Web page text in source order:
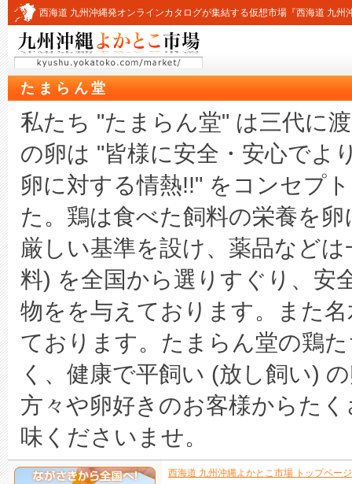
西海道 九州沖縄発オンラインカタログが集結する仮想市場『西海道 九
たまらん堂
私たち "たまらん堂" は三代に
の卵は "皆様に安全・安心でよ
卵に対する情熱!!" をコンセプ
た。鶏は食べた飼料の栄養を
厳しい基準を設け、薬品など
料) を全国から選りすぐり、安
物をを与えております。また
ております。たまらん堂の鶏
く、健康で平飼い (放し飼い)
方々や卵好きのお客様からた
味くださいませ。
西海道 九州沖縄よかとこ市場 トップページ